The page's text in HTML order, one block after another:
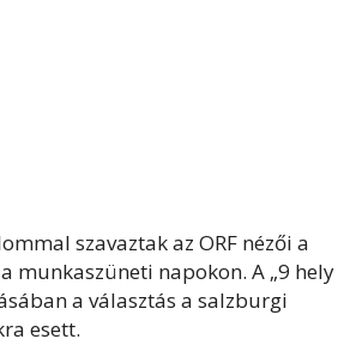
szavaztak az ORF nézői a
munkaszüneti napokon. A „9 hely
a választás a salzburgi
esett.